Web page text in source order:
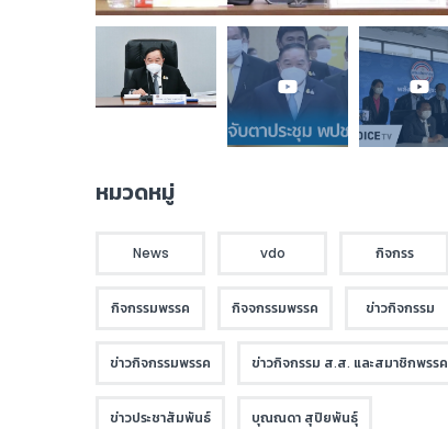
หมวดหมู่
News vdo กิจกรร
กิจกรรมพรรค กิจจกรรมพรรค ข่าวกิจกรรม
ข่าวกิจกรรมพรรค ข่าวกิจกรรม ส.ส. และสมาชิกพรรค
ข่าวประชาสัมพันธ์ บุณณดา สุปิยพันธุ์